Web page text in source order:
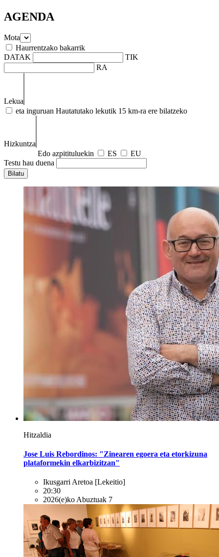
AGENDA
Mota
Haurrentzako bakarrik
DATAK
TIK
RA
Lekua
eta inguruan Hautatutako lekutik 15 km-ra ere bilatzeko
Hizkuntza
Edo azpitituluekin
ES
EU
Testu hau duena
Hitzaldia
Jose Luis Rebordinos: "Zinearen egoera eta etorkizuna
plataformekin elkarbizitzan"
Ikusgarri Aretoa [Lekeitio]
20:30
2026(e)ko Abuztuak 7